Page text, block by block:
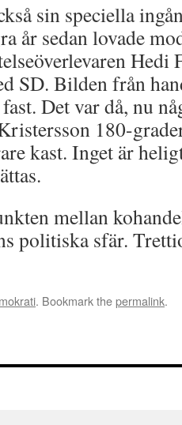
sin speciella
år sedan lovade
Hedi
SD. Bilden från
Det var då, nu
180-
kast. Inget är
mellan
politiska sfär.
. Bookmark thepermalink.